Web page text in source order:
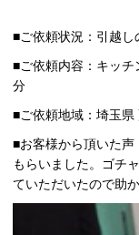
■ご依頼状況：引越
■ご依頼内容：キッ
分
■ご依頼地域：埼玉県
■お客様から頂いた
もらいました。ゴチ
ていただいたので助か